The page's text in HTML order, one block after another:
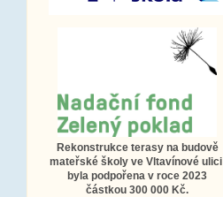
Rekonstrukce terasy na budově
mateřské školy ve Vltavínové ulici
byla podpořena v roce 2023
částkou 300 000 Kč.